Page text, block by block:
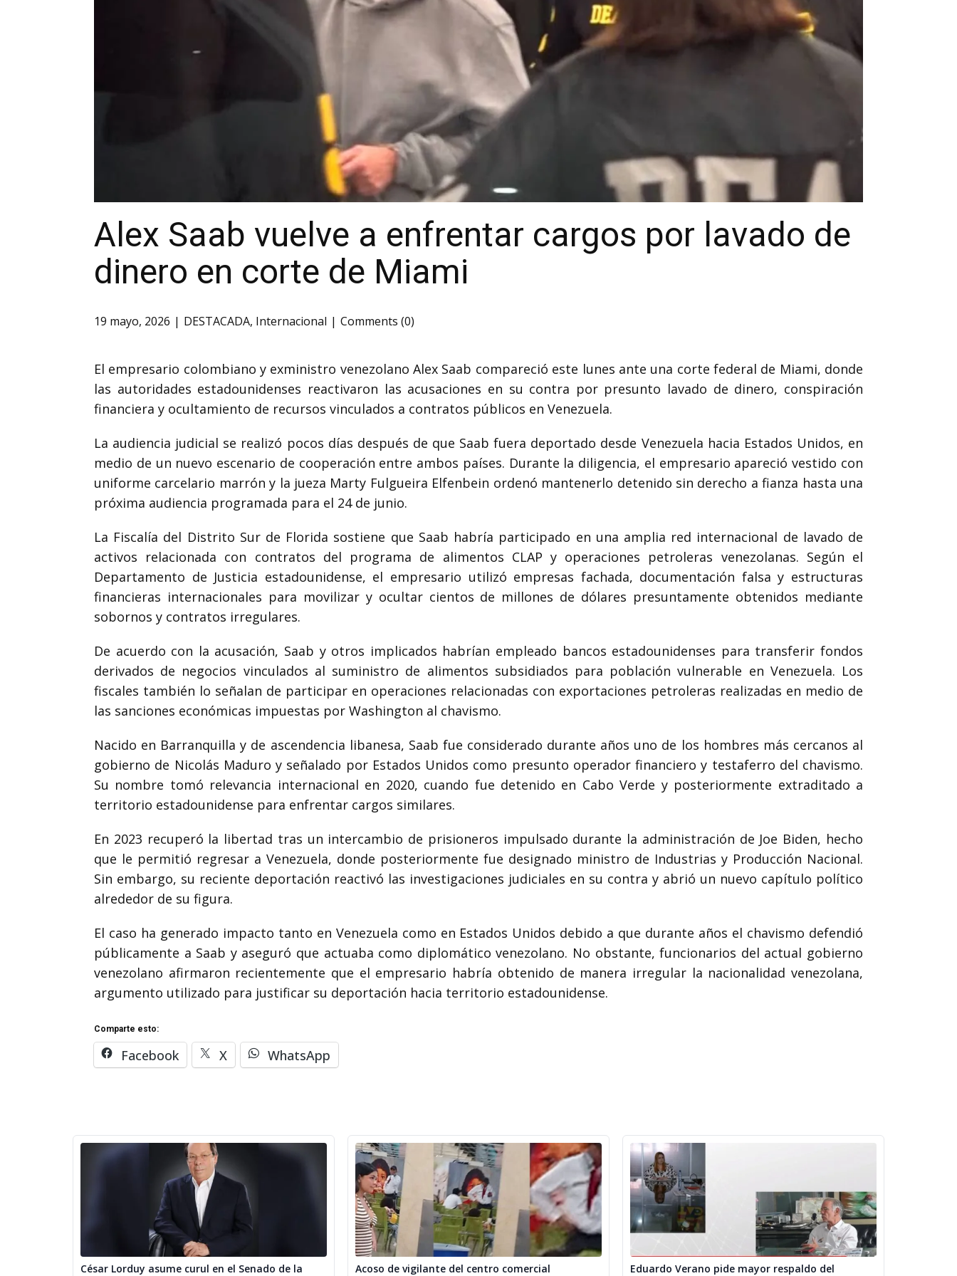
Alex Saab vuelve a enfrentar cargos por lavado de
dinero en corte de Miami
19 mayo, 2026 DESTACADA, Internacional Comments (0)
El empresario colombiano y exministro venezolanoAlex Saab compareció este lunes ante una corte federal de Miami, donde
las autoridades estadounidenses reactivaron las acusaciones en su contra por presunto lavado de dinero, conspiración
financiera y ocultamiento de recursos vinculados a contratos públicos en Venezuela.
La audiencia judicial se realizó pocos días después de que Saab fuera deportado desde Venezuela hacia Estados Unidos, en
medio de un nuevo escenario de cooperación entre ambos países. Durante la diligencia, el empresario apareció vestido con
uniforme carcelario marrón y la jueza Marty Fulgueira Elfenbein ordenó mantenerlo detenido sin derecho a fianza hasta una
próxima audiencia programada para el 24 de junio.
La Fiscalía del Distrito Sur de Florida sostiene que Saab habría participado en una amplia red internacional de lavado de
activos relacionada con contratos del programa de alimentos CLAP y operaciones petroleras venezolanas. Según el
Departamento de Justicia estadounidense, el empresario utilizó empresas fachada, documentación falsa y estructuras
financieras internacionales para movilizar y ocultar cientos de millones de dólares presuntamente obtenidos mediante
sobornos y contratos irregulares.
De acuerdo con la acusación, Saab y otros implicados habrían empleado bancos estadounidenses para transferir fondos
derivados de negocios vinculados al suministro de alimentos subsidiados para población vulnerable en Venezuela. Los
fiscales también lo señalan de participar en operaciones relacionadas con exportaciones petroleras realizadas en medio de
las sanciones económicas impuestas por Washington al chavismo.
Nacido en Barranquilla y de ascendencia libanesa, Saab fue considerado durante años uno de los hombres más cercanos al
gobierno de Nicolás Maduro y señalado por Estados Unidos como presunto operador financiero y testaferro del chavismo.
Su nombre tomó relevancia internacional en 2020, cuando fue detenido en Cabo Verde y posteriormente extraditado a
territorio estadounidense para enfrentar cargos similares.
En 2023 recuperó la libertad tras un intercambio de prisioneros impulsado durante la administración de Joe Biden, hecho
que le permitió regresar a Venezuela, donde posteriormente fue designado ministro de Industrias y Producción Nacional.
Sin embargo, su reciente deportación reactivó las investigaciones judiciales en su contra y abrió un nuevo capítulo político
alrededor de su figura.
El caso ha generado impacto tanto en Venezuela como en Estados Unidos debido a que durante años el chavismo defendió
públicamente a Saab y aseguró que actuaba como diplomático venezolano. No obstante, funcionarios del actual gobierno
venezolano afirmaron recientemente que el empresario habría obtenido de manera irregular la nacionalidad venezolana,
argumento utilizado para justificar su deportación hacia territorio estadounidense.
Comparte esto:
Facebook X WhatsApp
César Lorduy asume curul en el Senado de la
Acoso de vigilante del centro comercial
Eduardo Verano pide mayor respaldo del